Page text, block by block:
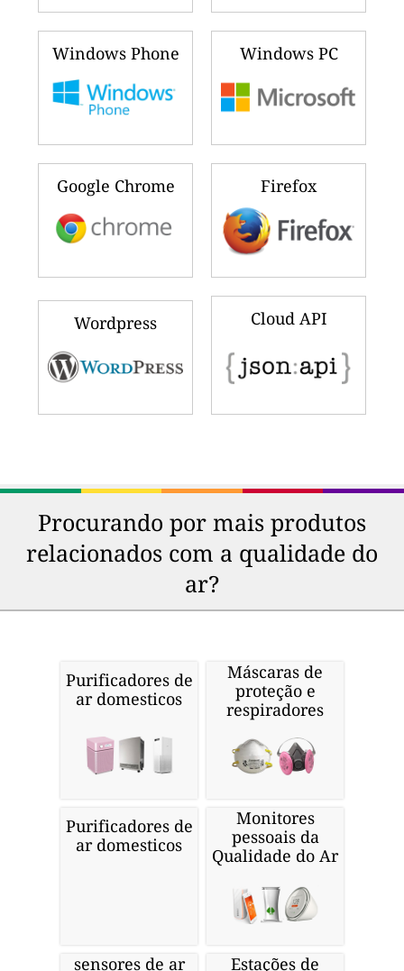
Windows Phone Windows PC
Google Chrome Firefox
Wordpress Cloud API
Procurando por mais produtos
relacionados com a qualidade do
ar?
Purificadores de
ar domesticos
Máscaras de
proteção e
respiradores
Purificadores de
ar domesticos
Monitores
pessoais da
Qualidade do Ar
sensores de ar Estações de